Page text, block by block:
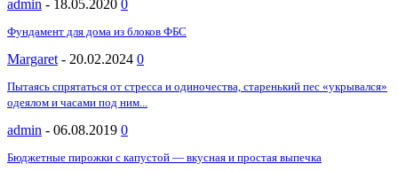
admin - 18.05.2020 0
Фундамент для дома из блоков ФБС
Margaret - 20.02.2024 0
Пытаясь спрятаться от стресса и одиночества, старенький пес «укрывался»
одеялом и часами под ним...
admin - 06.08.2019 0
Бюджетные пирожки с капустой — вкусная и простая выпечка